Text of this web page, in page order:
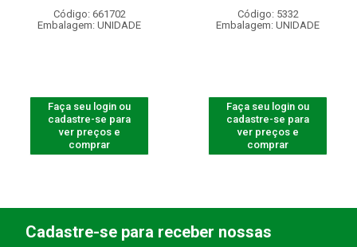
Código: 661702
Embalagem: UNIDADE
Faça seu login ou
cadastre-se para
ver preços e
comprar
Código: 5332
Embalagem: UNIDADE
Faça seu login ou
cadastre-se para
ver preços e
comprar
Cadastre-se para receber nossas